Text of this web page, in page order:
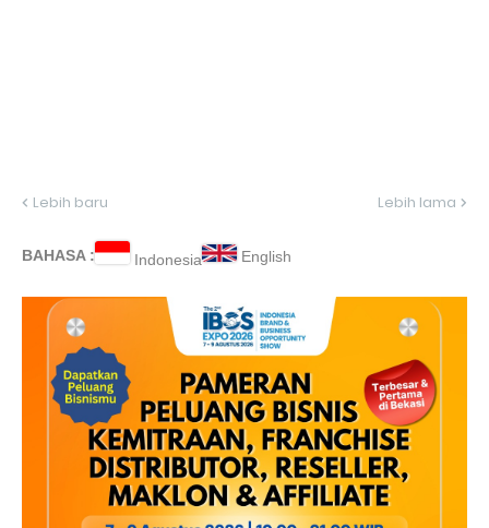
Lebih baru Lebih lama
BAHASA : Indonesia English